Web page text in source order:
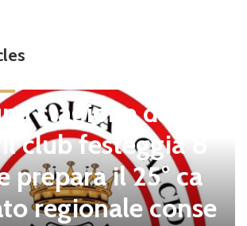
stagione da cel
il club festeggia 8
prepara il 25° ca
regionale conse